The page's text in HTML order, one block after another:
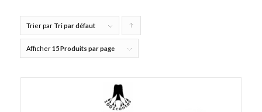
Trier par Tri par défaut
les
produits
Afficher15 Produits par page